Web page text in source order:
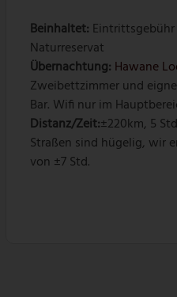
Beinhaltet:
Naturreservat
Übernachtung: Hawane
Zweibettzimmer und
Bar. Wifi nur im
Distanz/Zeit:±220km, 5
Straßen sind hügelig, wir
von ±7 Std.